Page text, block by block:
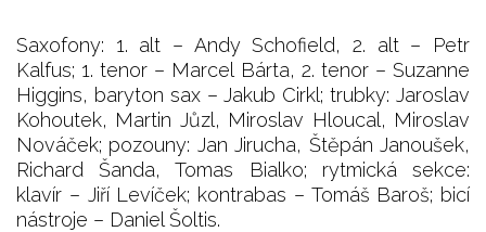
Saxofony: 1. alt – Andy Schofield, 2. alt – Petr
Kalfus; 1. tenor – Marcel Bárta, 2. tenor – Suzanne
Higgins, baryton sax – Jakub Cirkl; trubky: Jaroslav
Kohoutek, Martin Jůzl, Miroslav Hloucal, Miroslav
Nováček; pozouny: Jan Jirucha, Štěpán Janoušek,
Richard Šanda, Tomas Bialko; rytmická sekce:
klavír – Jiří Levíček; kontrabas – Tomáš Baroš; bicí
nástroje – Daniel Šoltis.